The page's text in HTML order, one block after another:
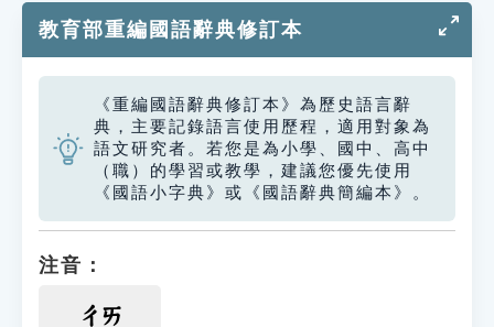
教育部重編國語辭典修訂本
《重編國語辭典修訂本》為歷史語言辭
典，主要記錄語言使用歷程，適用對象為
語文研究者。若您是為小學、國中、高中
（職）的學習或教學，建議您優先使用
《國語小字典》或《國語辭典簡編本》。
注音：
ㄔㄞ